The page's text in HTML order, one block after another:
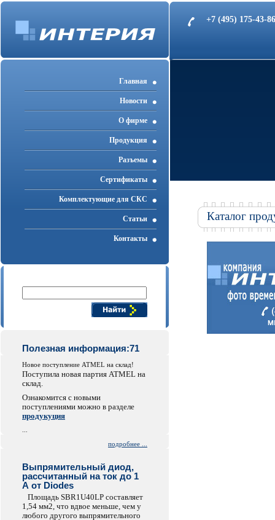
+7 (495) 175-43-
Главная
Новости
О фирме
Продукция
Разъемы
Cертификаты
Комплектующие для СКС
Статьи
Контакты
Полезная информация:71
Новое поступление ATMEL на склад!
Поступила новая партия ATMEL на
склад.
Ознакомится с новыми
поступлениями можно в разделе
продукуция
подробнее ...
Выпрямительный диод,
рассчитанный на ток до 1
А от Diodes
Площадь SBR1U40LP составляет
1,54 мм2, что вдвое меньше, чем у
любого другого выпрямительного
Каталог